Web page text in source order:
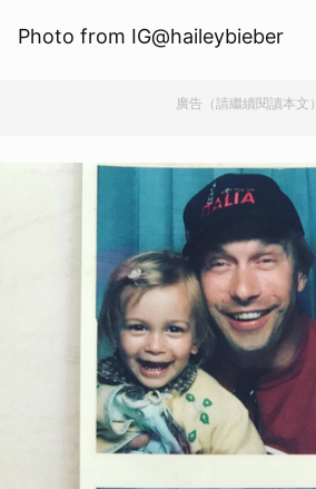
Photo from IG@haileybieber
廣告（請繼續閱讀本文）